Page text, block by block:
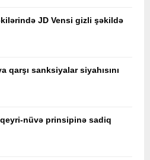
JD Vensi gizli şəkildə
qarşı sanksiyalar siyahısını
nüvə prinsipinə sadiq